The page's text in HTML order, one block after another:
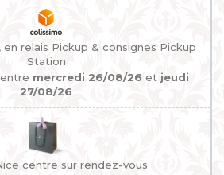
en relais Pickup & consignes Pickup
Station
mercredi 26/08/26 et jeudi
27/08/26
centre sur rendez-vous